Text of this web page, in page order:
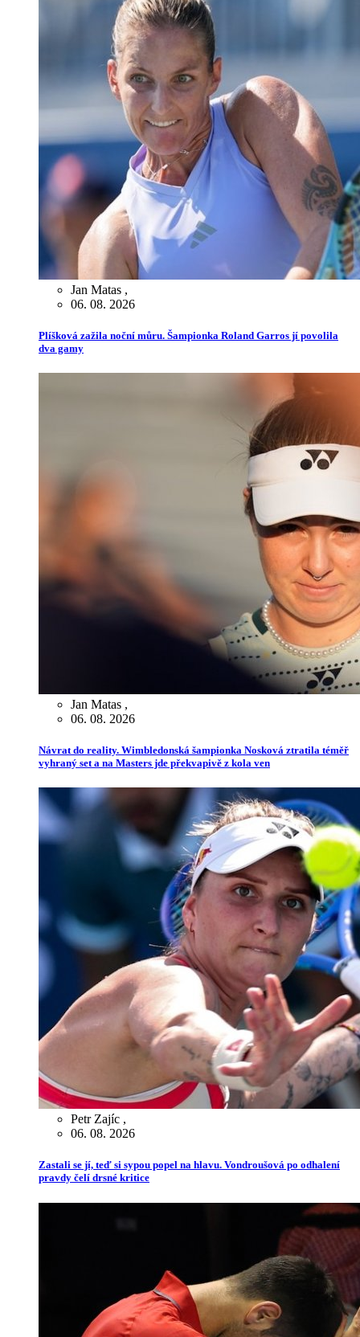
Jan Matas ,
06. 08. 2026
Plíšková zažila noční můru. Šampionka Roland Garros jí povolila
dva gamy
Jan Matas ,
06. 08. 2026
Návrat do reality. Wimbledonská šampionka Nosková ztratila téměř
vyhraný set a na Masters jde překvapivě z kola ven
Petr Zajíc ,
06. 08. 2026
Zastali se jí, teď si sypou popel na hlavu. Vondroušová po odhalení
pravdy čelí drsné kritice